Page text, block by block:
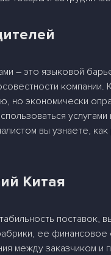
– это языковой
но экономически
вы узнаете,
Китая
поставок,
ее
между заказчиком